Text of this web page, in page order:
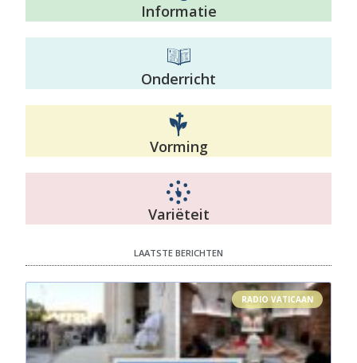
Informatie
Onderricht
Vorming
Variëteit
LAATSTE BERICHTEN
RADIO VATICAAN